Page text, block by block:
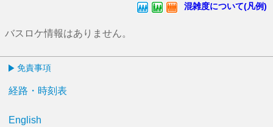
混雑度について(凡例)
バスロケ情報はありません。
免責事項
経路・時刻表
English